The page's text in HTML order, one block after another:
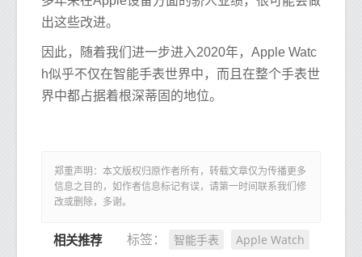
出这些改进。
因此，随着我们进一步进入2020年，Apple Watc
h似乎不仅在智能手表世界中，而且在整个手表世
界中都占据着根深蒂固的地位。
郑重声明：本文版权归原作者所有，转载文章仅为传播更多
信息之目的，如作者信息标记有误，请第一时间联系我们修
改或删除，多谢。
标签： 智能手表 Apple Watch
相关推荐